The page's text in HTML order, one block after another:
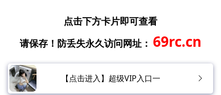
点击下方卡片即可查看
请保存！防丢失永久访问网址： 69rc.cn
【点击进入】超级VIP入口一